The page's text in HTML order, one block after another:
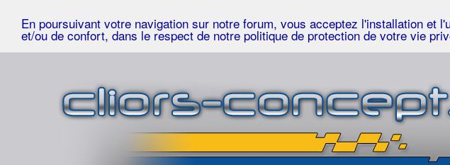
En poursuivant votre navigation sur notre forum, vous acceptez l'installation et
et/ou de confort, dans le respect de notre politique de protection de votre vie